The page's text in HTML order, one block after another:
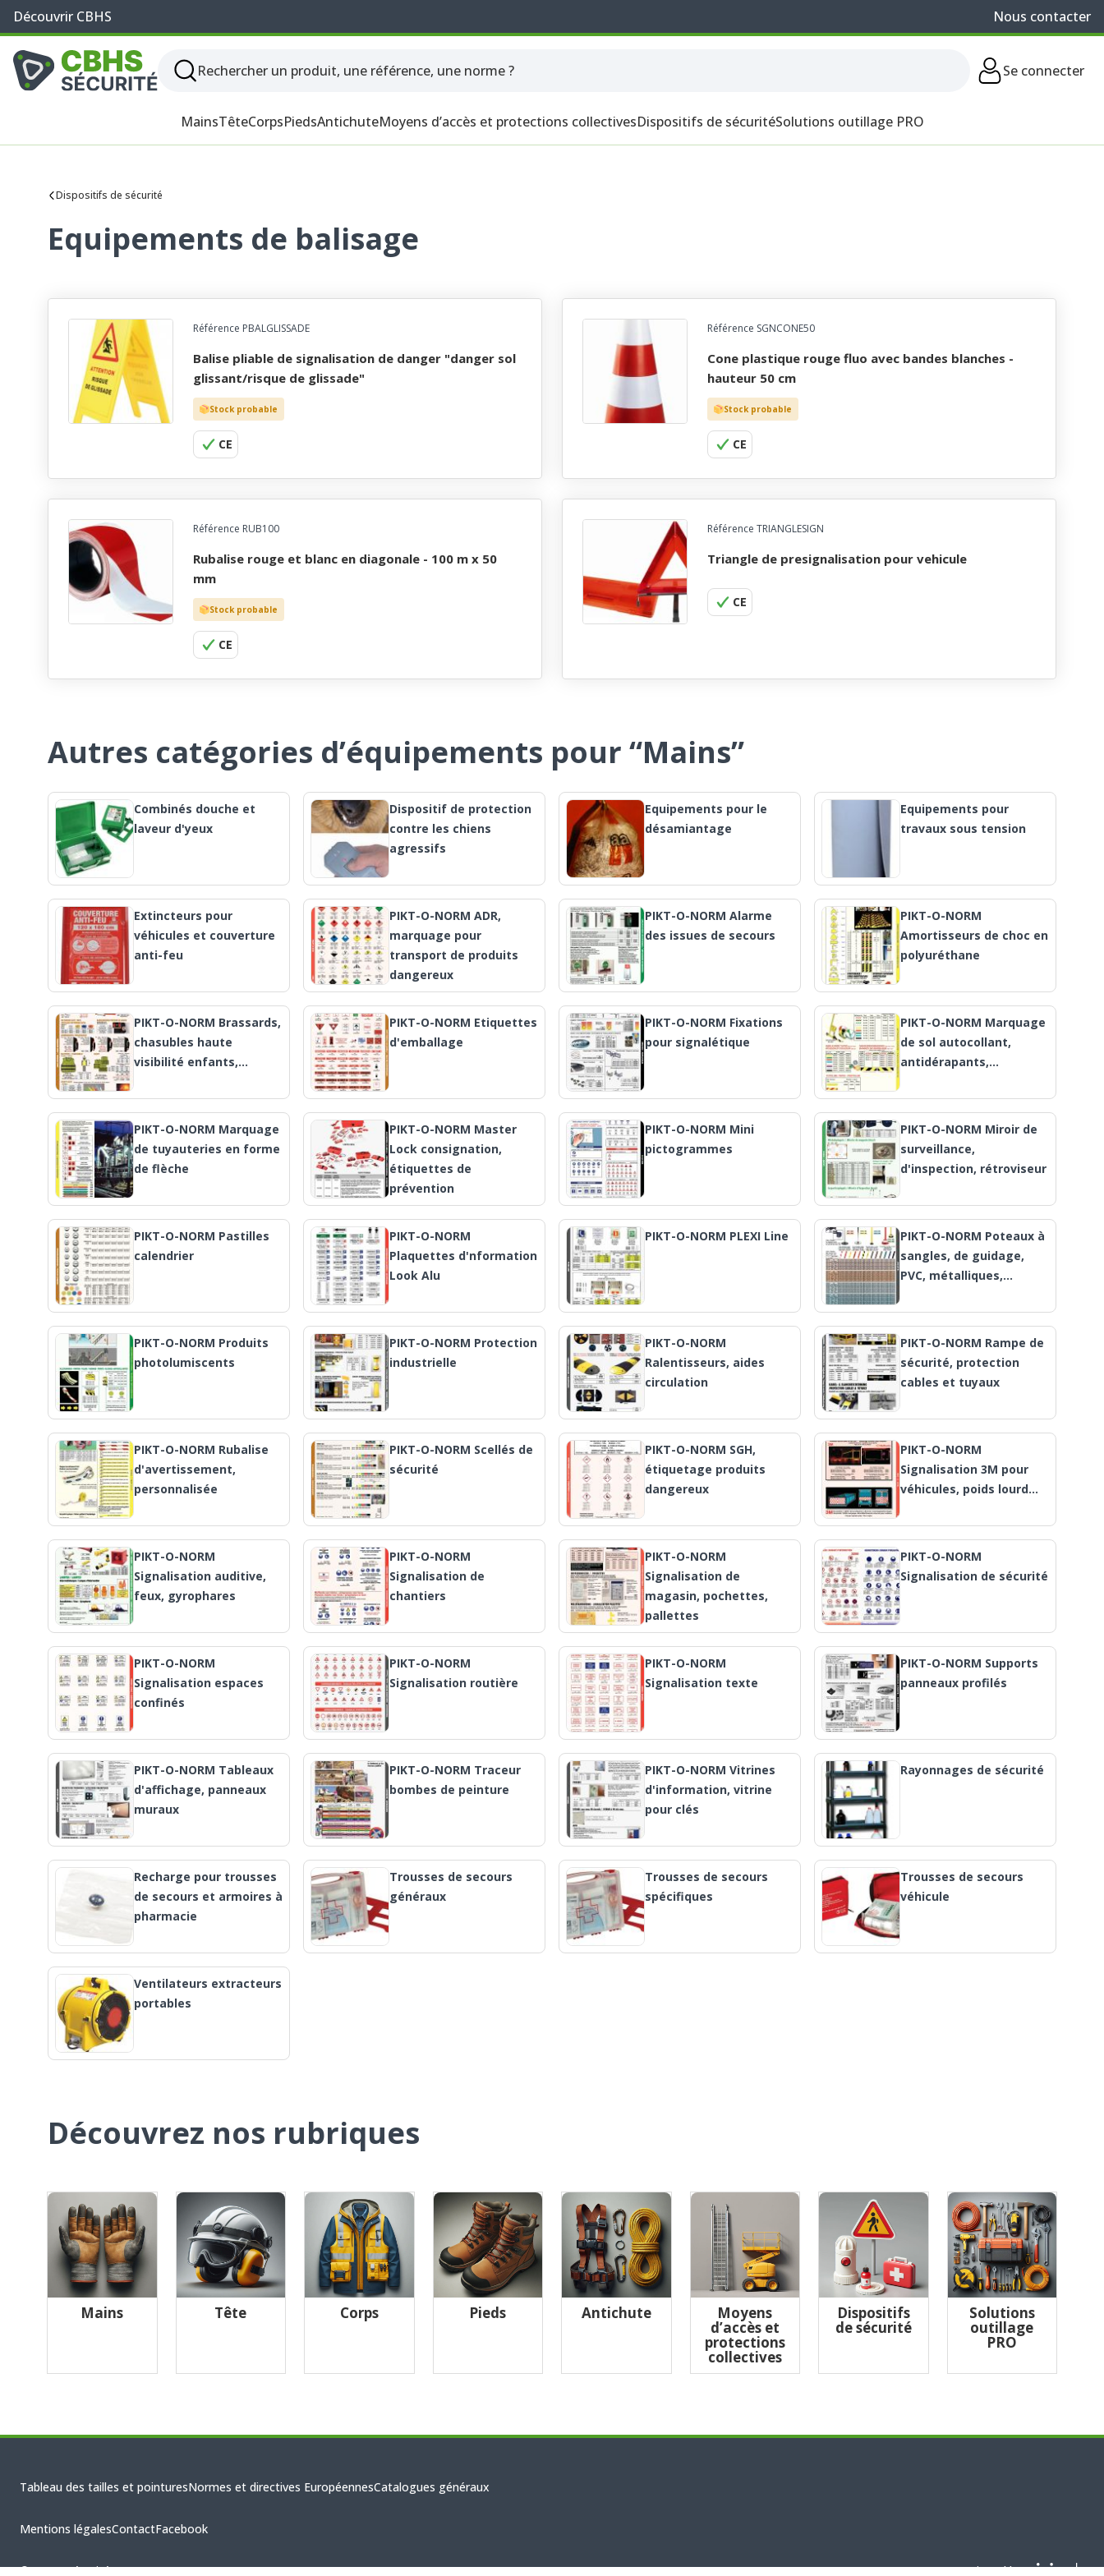
Découvrir CBHS Nous contacter
Se connecter
MainsTêteCorpsPiedsAntichuteMoyens d’accès et protections collectivesDispositifs de sécuritéSolutions outillage PRO
Dispositifs de sécurité
Equipements de balisage
Référence PBALGLISSADE
balise pliable de signalisation de danger "danger sol
glissant/risque de glissade"
Stock probable
CE
Référence SGNCONE50
cone plastique rouge fluo avec bandes blanches -
hauteur 50 cm
Stock probable
CE
Référence RUB100
rubalise rouge et blanc en diagonale - 100 m x 50
mm
Stock probable
CE
Référence TRIANGLESIGN
triangle de presignalisation pour vehicule
CE
Autres catégories d’équipements pour “Mains”
Combinés douche et
laveur d'yeux
Dispositif de protection
contre les chiens
agressifs
Equipements pour le
désamiantage
Equipements pour
travaux sous tension
Extincteurs pour
véhicules et couverture
anti-feu
PIKT-O-NORM ADR,
marquage pour
transport de produits
dangereux
PIKT-O-NORM Alarme
des issues de secours
PIKT-O-NORM
Amortisseurs de choc en
polyuréthane
PIKT-O-NORM Brassards,
chasubles haute
visibilité enfants,…
PIKT-O-NORM Etiquettes
d'emballage
PIKT-O-NORM Fixations
pour signalétique
PIKT-O-NORM Marquage
de sol autocollant,
antidérapants,…
PIKT-O-NORM Marquage
de tuyauteries en forme
de flèche
PIKT-O-NORM Master
Lock consignation,
étiquettes de
prévention
PIKT-O-NORM Mini
pictogrammes
PIKT-O-NORM Miroir de
surveillance,
d'inspection, rétroviseur
PIKT-O-NORM Pastilles
calendrier
PIKT-O-NORM
Plaquettes d'nformation
Look Alu
PIKT-O-NORM PLEXI Line
PIKT-O-NORM Poteaux à
sangles, de guidage,
PVC, métalliques,…
PIKT-O-NORM Produits
photolumiscents
PIKT-O-NORM Protection
industrielle
PIKT-O-NORM
Ralentisseurs, aides
circulation
PIKT-O-NORM Rampe de
sécurité, protection
cables et tuyaux
PIKT-O-NORM Rubalise
d'avertissement,
personnalisée
PIKT-O-NORM Scellés de
sécurité
PIKT-O-NORM SGH,
étiquetage produits
dangereux
PIKT-O-NORM
Signalisation 3M pour
véhicules, poids lourd…
PIKT-O-NORM
Signalisation auditive,
feux, gyrophares
PIKT-O-NORM
Signalisation de
chantiers
PIKT-O-NORM
Signalisation de
magasin, pochettes,
pallettes
PIKT-O-NORM
Signalisation de sécurité
PIKT-O-NORM
Signalisation espaces
confinés
PIKT-O-NORM
Signalisation routière
PIKT-O-NORM
Signalisation texte
PIKT-O-NORM Supports
panneaux profilés
PIKT-O-NORM Tableaux
d'affichage, panneaux
muraux
PIKT-O-NORM Traceur
bombes de peinture
PIKT-O-NORM Vitrines
d'information, vitrine
pour clés
Rayonnages de sécurité
Recharge pour trousses
de secours et armoires à
pharmacie
Trousses de secours
généraux
Trousses de secours
spécifiques
Trousses de secours
véhicule
Ventilateurs extracteurs
portables
Découvrez nos rubriques
Mains Tête Corps Pieds Antichute Moyens
d’accès et
protections
collectives
Dispositifs
de sécurité
Solutions
outillage
PRO
Tableau des tailles et pointuresNormes et directives EuropéennesCatalogues généraux
Mentions légalesContactFacebook
© CBHS Sécurité 2026 Designed by